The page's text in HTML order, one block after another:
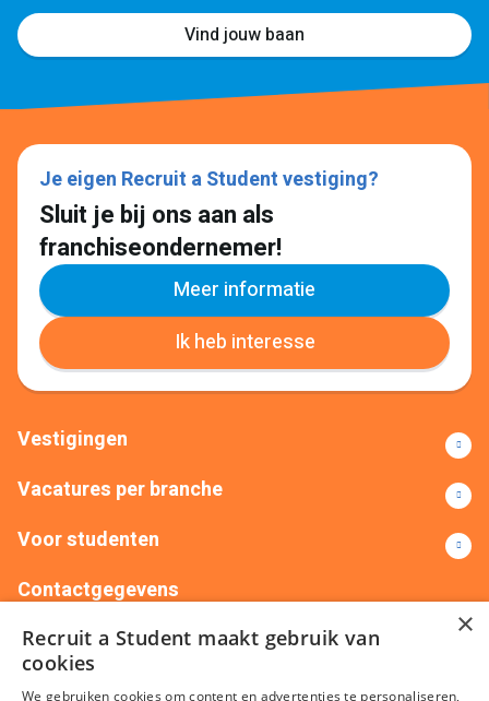
Vind jouw baan
Je eigen Recruit a Student vestiging?
Sluit je bij ons aan als
franchiseondernemer!
Meer informatie
Ik heb interesse
Vestigingen
Vacatures per branche
Voor studenten
Contactgegevens
+31(0)88 522 00 76
info@recruitastudent.nl
Alle vestigingen
×
Recruit a Student maakt gebruik van
cookies
We gebruiken cookies om content en advertenties te personaliseren,